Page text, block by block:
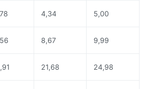
4,34 5,00
8,67 9,99
21,68 24,98